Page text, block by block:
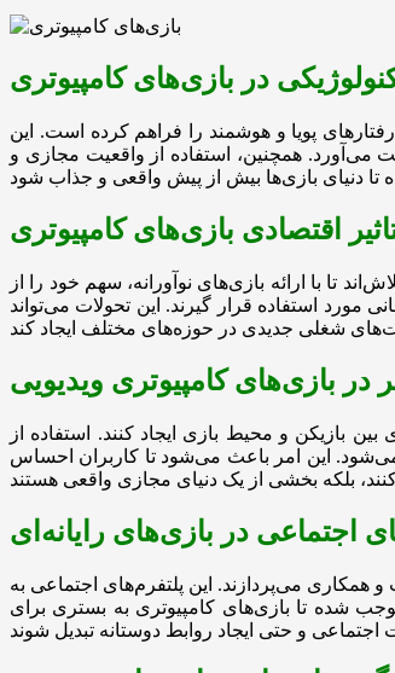
در بازی‌های کامپیوتری
پویا و هوشمند را فراهم کرده است. این
می‌آورد. همچنین، استفاده از واقعیت مجازی و
اقتصادی بازی‌های کامپیوتری
تا با ارائه بازی‌های نوآورانه، سهم خود را از
مورد استفاده قرار گیرند. این تحولات می‌تواند
در بازی‌های کامپیوتری ویدیویی
بازیکن و محیط بازی ایجاد کنند. استفاده از
این امر باعث می‌شود تا کاربران احساس
اجتماعی در بازی‌های رایانه‌ای
همکاری می‌پردازند. این پلتفرم‌های اجتماعی به
شده تا بازی‌های کامپیوتری به بستری برای